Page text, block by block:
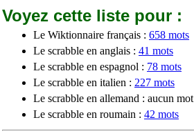
Voyez cette liste pour :
Le Wiktionnaire français : 658 mots
Le scrabble en anglais : 41 mots
Le scrabble en espagnol : 78 mots
Le scrabble en italien : 227 mots
Le scrabble en allemand : aucun mot
Le scrabble en roumain : 42 mots